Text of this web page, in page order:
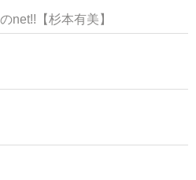
net!!【杉本有美】